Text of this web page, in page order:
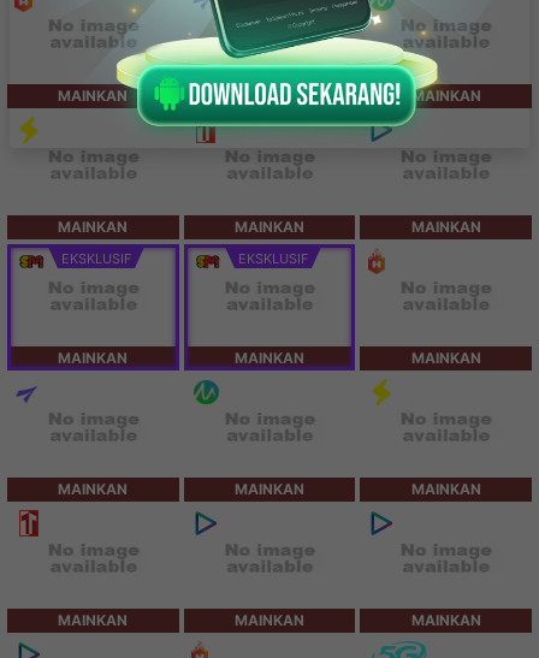
MAINKAN MAINKAN MAINKAN
MAINKAN MAINKAN MAINKAN
EKSKLUSIF
MAINKAN
EKSKLUSIF
MAINKAN MAINKAN
MAINKAN MAINKAN MAINKAN
MAINKAN MAINKAN MAINKAN